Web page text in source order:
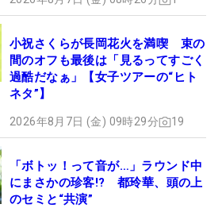
小祝さくらが長岡花火を満喫 束の
間のオフも最後は「見るってすごく
過酷だなぁ」【女子ツアーの“ヒト
ネタ”】
2026年8月7日 (金) 09時29分 19
「ボトッ！って音が…」ラウンド中
にまさかの珍客!? 都玲華、頭の上
のセミと“共演”